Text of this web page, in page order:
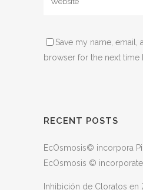
Save my name, email,
browser for the next time
RECENT POSTS
EcOsmosis© incorpora
EcOsmosis ©
Inhibición de Cloratos